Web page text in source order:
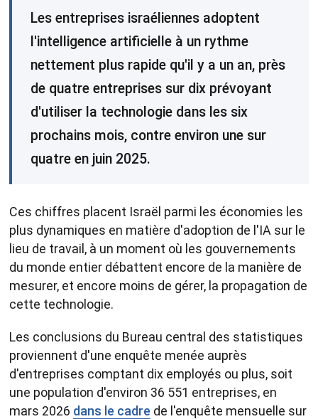
Les entreprises israéliennes adoptent
l'intelligence artificielle à un rythme
nettement plus rapide qu'il y a un an, près
de quatre entreprises sur dix prévoyant
d'utiliser la technologie dans les six
prochains mois, contre environ une sur
quatre en juin 2025.
Ces chiffres placent Israël parmi les économies les
plus dynamiques en matière d'adoption de l'IA sur le
lieu de travail, à un moment où les gouvernements
du monde entier débattent encore de la manière de
mesurer, et encore moins de gérer, la propagation de
cette technologie.
Les conclusions du Bureau central des statistiques
proviennent d'une enquête menée auprès
d'entreprises comptant dix employés ou plus, soit
une population d'environ 36 551 entreprises, en
mars 2026 dans le cadre de l'enquête mensuelle sur